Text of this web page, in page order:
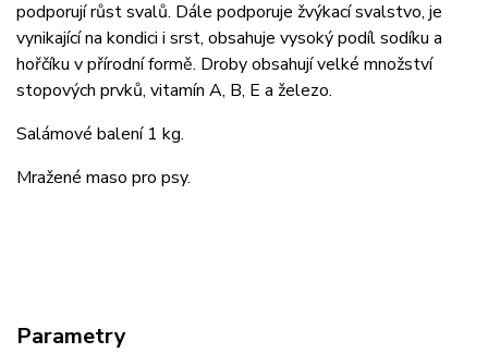
podporují růst svalů. Dále podporuje žvýkací svalstvo, je
vynikající na kondici i srst, obsahuje vysoký podíl sodíku a
hořčíku v přírodní formě. Droby obsahují velké množství
stopových prvků, vitamín A, B, E a železo.
Salámové balení 1 kg.
Mražené maso pro psy.
Parametry